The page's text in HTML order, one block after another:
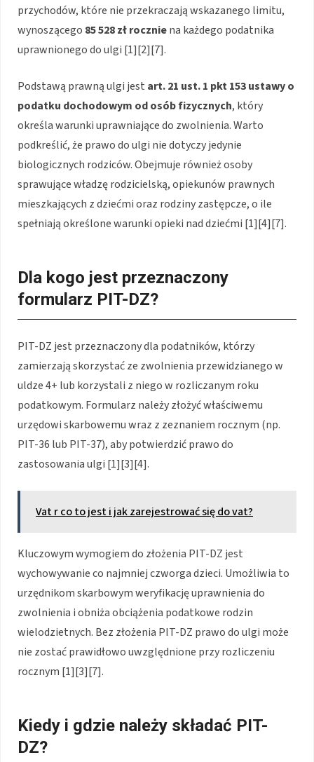
przychodów, które nie przekraczają wskazanego limitu,
wynoszącego 85 528 zł roczniena każdego podatnika
uprawnionego do ulgi [1][2][7].
Podstawą prawną ulgi jest art. 21 ust. 1 pkt 153 ustawy o
podatku dochodowym od osób fizycznych, który
określa warunki uprawniające do zwolnienia. Warto
podkreślić, że prawo do ulgi nie dotyczy jedynie
biologicznych rodziców. Obejmuje również osoby
sprawujące władzę rodzicielską, opiekunów prawnych
mieszkających z dziećmi oraz rodziny zastępcze, o ile
spełniają określone warunki opieki nad dziećmi [1][4][7].
Dla kogo jest przeznaczony
formularz PIT-DZ?
PIT-DZ jest przeznaczony dla podatników, którzy
zamierzają skorzystać ze zwolnienia przewidzianego w
uldze 4+ lub korzystali z niego w rozliczanym roku
podatkowym. Formularz należy złożyć właściwemu
urzędowi skarbowemu wraz z zeznaniem rocznym (np.
PIT-36 lub PIT-37), aby potwierdzić prawo do
zastosowania ulgi [1][3][4].
Vat r co to jest i jak zarejestrować się do vat?
Kluczowym wymogiem do złożenia PIT-DZ jest
wychowywanie co najmniej czworga dzieci. Umożliwia to
urzędnikom skarbowym weryfikację uprawnienia do
zwolnienia i obniża obciążenia podatkowe rodzin
wielodzietnych. Bez złożenia PIT-DZ prawo do ulgi może
nie zostać prawidłowo uwzględnione przy rozliczeniu
rocznym [1][3][7].
Kiedy i gdzie należy składać PIT-
DZ?